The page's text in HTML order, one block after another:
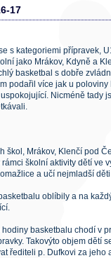
17
s kategoriemi přípravek,
jako Mrákov, Kdyně a
basketbal s dobře
podařil více jak u poloviny
Nicméně tady
škol, Mrákov, Klenčí pod
školní aktivity dětí ve
a učí nejmladší
oblíbily a na
basketbalu chodí v
Takovýto objem dětí
řediteli p. Dufkovi za jeho